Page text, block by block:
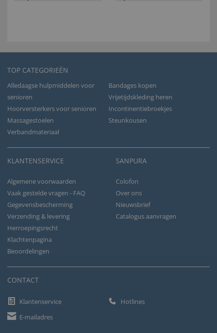
TOP CATEGORIEËN
Alledaagse hulpmiddelen voor
senioren
Bandages kopen
Vrijetijdskleding heren
Hoorversterkers voor senioren
Incontinentiebroekjes
Massagestoelen
Steunkousen
Verbandmateriaal
KLANTENSERVICE
Algemene voorwaarden
Vaak gestelde vragen - FAQ
Gegevensbescherming
Verzending & levering
Herroepingsrecht
Klachtenpagina
Beoordelingen
SANPURA
Colofon
Over ons
Nieuwsbrief
Catalogus aanvragen
CONTACT
Klantenservice
Hotlines
E-mailadres